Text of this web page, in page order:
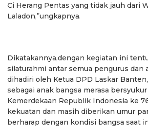
Ci Herang Pentas yang tidak jauh dari
Laladon,”ungkapnya.
Dikatakannya,dengan kegiatan ini
silaturahmi antar semua pengurus dan
dihadiri oleh Ketua DPD Laskar
sebagai anak bangsa merasa
Kemerdekaan Republik Indonesia ke
kekuatan dan masih diberikan umur
berharap dengan kondisi bangsa saat